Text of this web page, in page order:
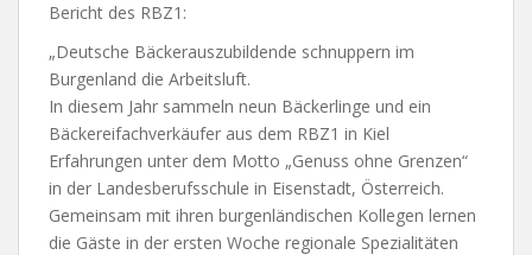
Bericht des RBZ1:
„Deutsche Bäckerauszubildende schnuppern im
Burgenland die Arbeitsluft.
In diesem Jahr sammeln neun Bäckerlinge und ein
Bäckereifachverkäufer aus dem RBZ1 in Kiel
Erfahrungen unter dem Motto „Genuss ohne Grenzen“
in der Landesberufsschule in Eisenstadt, Österreich.
Gemeinsam mit ihren burgenländischen Kollegen lernen
die Gäste in der ersten Woche regionale Spezialitäten